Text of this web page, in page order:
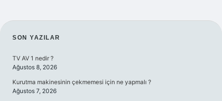
SIDEBAR
SON YAZILAR
TV AV 1 nedir ?
Ağustos 8, 2026
Kurutma makinesinin çekmemesi için ne yapmalı ?
Ağustos 7, 2026